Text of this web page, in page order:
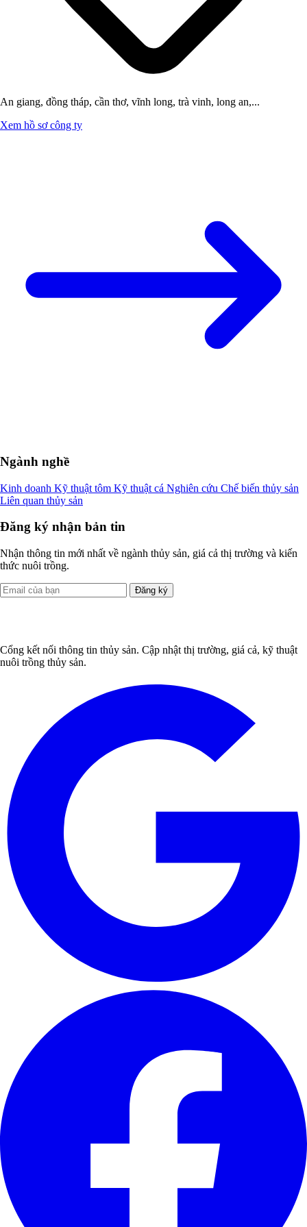
An giang, đồng tháp, cần thơ, vĩnh long, trà vinh, long an,...
Xem hồ sơ công ty
Ngành nghề
Kinh doanh Kỹ thuật tôm Kỹ thuật cá Nghiên cứu Chế biến thủy sản
Liên quan thủy sản
Đăng ký nhận bản tin
Nhận thông tin mới nhất về ngành thủy sản, giá cả thị trường và kiến
thức nuôi trồng.
Đăng ký
Cổng kết nối thông tin thủy sản. Cập nhật thị trường, giá cả, kỹ thuật
nuôi trồng thủy sản.